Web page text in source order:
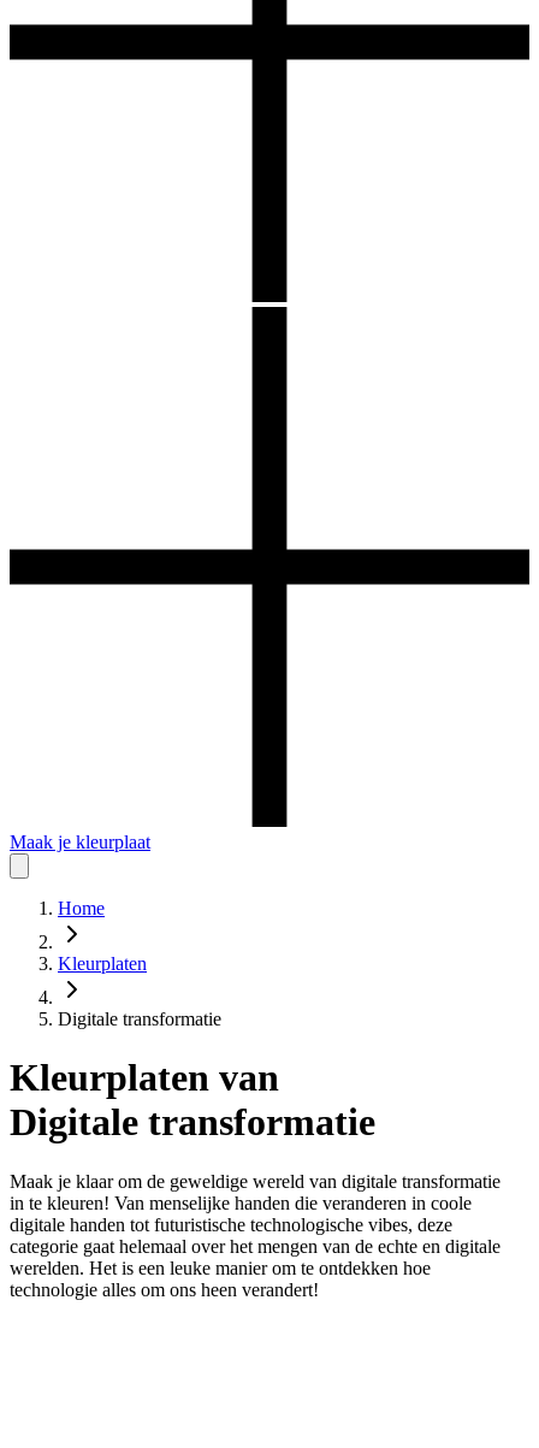
Maak je kleurplaat
Home
Kleurplaten
Digitale transformatie
Kleurplaten van
Digitale transformatie
Maak je klaar om de geweldige wereld van digitale transformatie
in te kleuren! Van menselijke handen die veranderen in coole
digitale handen tot futuristische technologische vibes, deze
categorie gaat helemaal over het mengen van de echte en digitale
werelden. Het is een leuke manier om te ontdekken hoe
technologie alles om ons heen verandert!